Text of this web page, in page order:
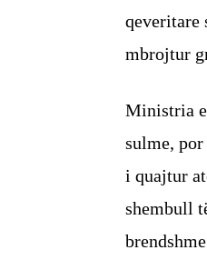
qeveritare
mbrojtur
Ministria e
sulme,
i quajtur
shembull